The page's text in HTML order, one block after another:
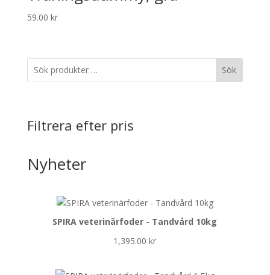
59.00 kr
Sök
Filtrera efter pris
Nyheter
SPIRA veterinärfoder - Tandvård 10kg
1,395.00kr